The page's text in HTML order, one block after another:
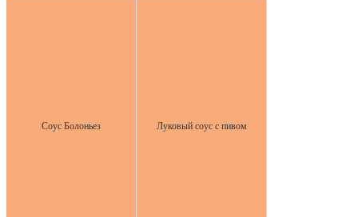
Соус Болоньез Луковый соус с пивом